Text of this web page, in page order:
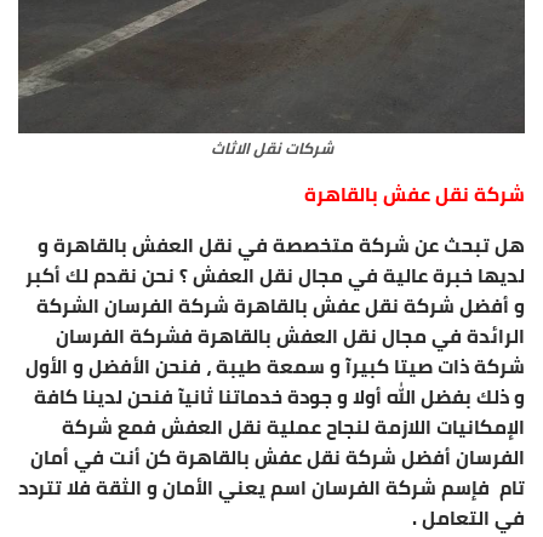
شركات نقل الاثاث
شركة نقل عفش بالقاهرة
هل تبحث عن شركة متخصصة في نقل العفش بالقاهرة و
لديها خبرة عالية في مجال نقل العفش ؟ نحن نقدم لك أكبر
و أفضل شركة نقل عفش بالقاهرة شركة الفرسان الشركة
الرائدة في مجال نقل العفش بالقاهرة فشركة الفرسان
شركة ذات صيتا كبيرآ و سمعة طيبة ، فنحن الأفضل و الأول
و ذلك بفضل الله أولا و جودة خدماتنا ثانيآ فنحن لدينا كافة
الإمكانيات اللازمة لنجاح عملية نقل العفش فمع شركة
الفرسان أفضل شركة نقل عفش بالقاهرة كن أنت في أمان
تام فإسم شركة الفرسان اسم يعني الأمان و الثقة فلا تتردد
في التعامل .